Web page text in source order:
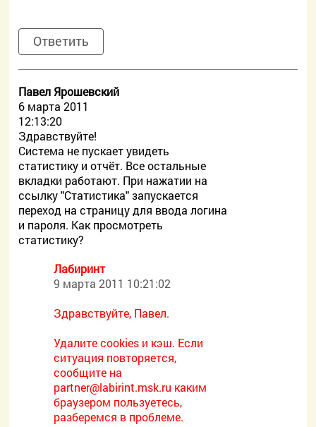
Ответить
Павел Ярошевский
6 марта 2011
12:13:20
Здравствуйте!
Система не пускает увидеть
статистику и отчёт. Все остальные
вкладки работают. При нажатии на
ссылку "Статистика" запускается
переход на страницу для ввода логина
и пароля. Как просмотреть
статистику?
Лабиринт
9 марта 2011 10:21:02
Здравствуйте, Павел.
Удалите cookies и кэш. Если
ситуация повторяется,
сообщите на
partner@labirint.msk.ru каким
браузером пользуетесь,
разберемся в проблеме.